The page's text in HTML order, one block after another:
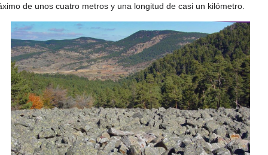
de unos cuatro metros y una longitud de casi un kilómetro.